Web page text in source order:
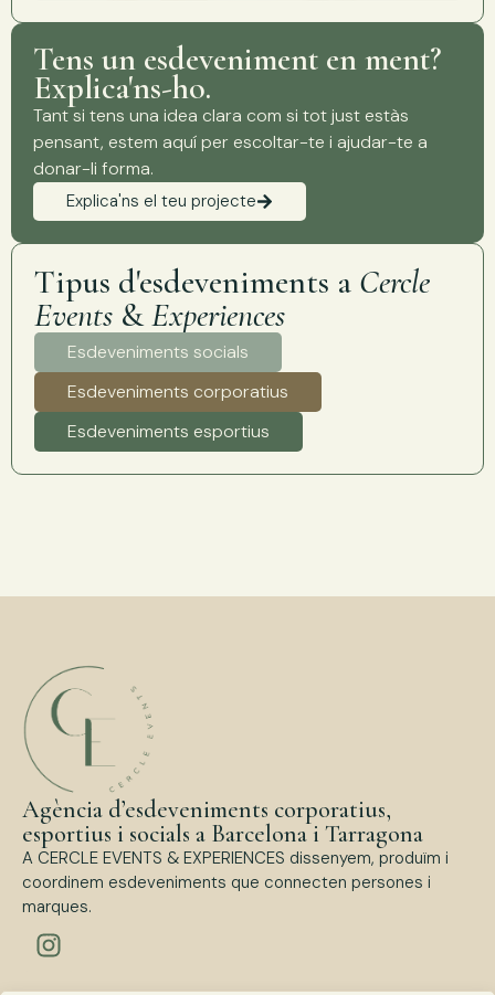
Tens un esdeveniment en ment?
Explica'ns-ho.
Tant si tens una idea clara com si tot just estàs
pensant, estem aquí per escoltar-te i ajudar-te a
donar-li forma.
Explica'ns el teu projecte
Tipus d'esdeveniments a Cercle
Events &Experiences
Esdeveniments socials
Esdeveniments corporatius
Esdeveniments esportius
Agència d’esdeveniments corporatius,
esportius i socials a Barcelona i Tarragona
A CERCLE EVENTS & EXPERIENCES dissenyem, produïm i
coordinem esdeveniments que connecten persones i
marques.